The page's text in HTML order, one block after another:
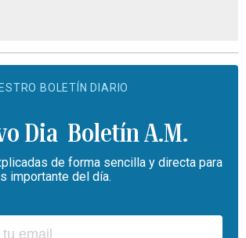
BOLETÍN DIARIO
Boletín A.M.
de forma sencilla y directa para
importante del día.